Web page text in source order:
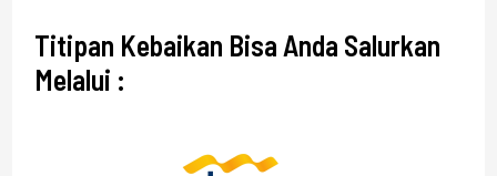
Titipan Kebaikan Bisa Anda Salurkan
Melalui :